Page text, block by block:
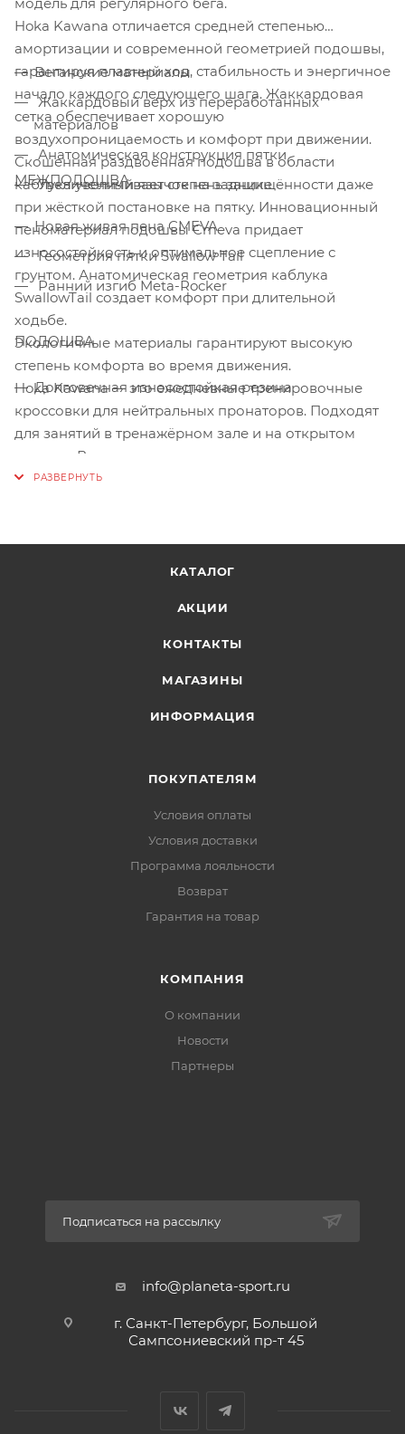
Hoka Kawana отличается средней степенью
амортизации и современной геометрией подошвы,
гарантируя плавный ход, стабильность и энергичное
начало каждого следующего шага. Жаккардовая
сетка обеспечивает хорошую
воздухопроницаемость и комфорт при движении.
Скошенная раздвоенная подошва в области
каблука увеличивает степень защищённости даже
при жёсткой постановке на пятку. Инновационный
пеноматериал подошвы Cmeva придает
износостойкость и оптимальное сцепление с
грунтом. Анатомическая геометрия каблука
SwallowTail создает комфорт при длительной
ходьбе.
Экологичные материалы гарантируют высокую
степень комфорта во время движения.
Hoka Kawana — это ежедневные тренировочные
кроссовки для нейтральных пронаторов. Подходят
для занятий в тренажёрном зале и на открытом
воздухе. Веган-технология гарантирует отсутствие
использование продуктов животного
Назначение: Лайфстайл, Шоссе
Веганские материалы
Жаккардовый верх из переработанных
материалов
Анатомическая конструкция пятки
Увеличенный язычок на заднике
МЕЖПОДОШВА
Новая живая пена CMEVA
Геометрия пятки Swallow Tail
Ранний изгиб Meta-Rocker
ПОДОШВА
Долговечная износостойкая резина
КАТАЛОГ
АКЦИИ
КОНТАКТЫ
МАГАЗИНЫ
ИНФОРМАЦИЯ
ПОКУПАТЕЛЯМ
Условия оплаты
Условия доставки
Программа лояльности
Возврат
Гарантия на товар
КОМПАНИЯ
О компании
Новости
Партнеры
Подписаться на рассылку
info@planeta-sport.ru
г. Санкт-Петербург, Большой
Сампсониевский пр-т 45